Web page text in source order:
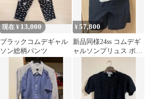
現在 ¥13,000
ブラックコムデギャル
ソン総柄パンツ
¥57,800
新品同様24ss コムデギ
ャルソンプリュス ポリ
縮絨二重前ショートパ